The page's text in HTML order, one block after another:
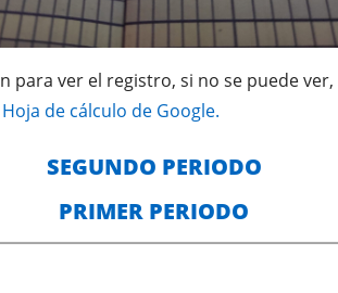
para ver el registro, si no se puede
Hoja de cálculo de Google.
SEGUNDO PERIODO
PRIMER PERIODO